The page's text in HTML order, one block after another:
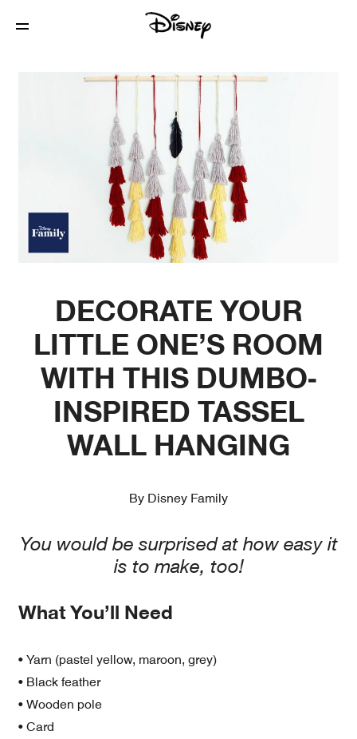
DECORATE YOUR
LITTLE ONE’S ROOM
WITH THIS DUMBO-
INSPIRED TASSEL
WALL HANGING
By Disney Family
You would be surprised at how easy it
is to make, too!
What You’ll Need
• Yarn (pastel yellow, maroon, grey)
• Black feather
• Wooden pole
• Card